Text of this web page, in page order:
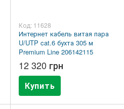
Код: 11628
Интернет кабель витая пара
U/UTP cat.6 бухта 305 м
Premium Line 206142115
12 320 грн
Купить